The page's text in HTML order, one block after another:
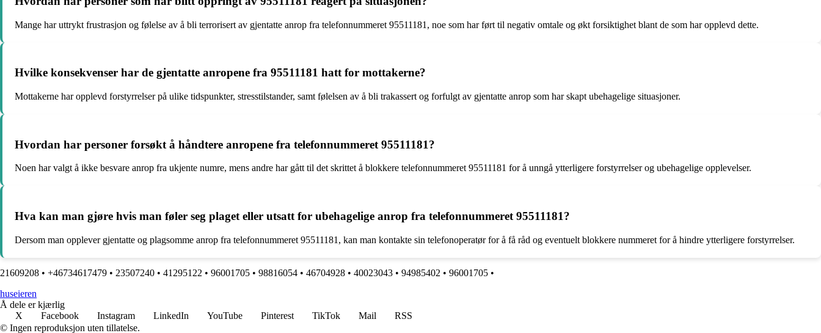
Mange har uttrykt frustrasjon og følelse av å bli terrorisert av gjentatte anrop fra telefonnummeret 95511181, noe som har ført til negativ omtale og økt forsiktighet blant de som har opplevd dette.
Hvilke konsekvenser har de gjentatte anropene fra 95511181 hatt for mottakerne?
Mottakerne har opplevd forstyrrelser på ulike tidspunkter, stresstilstander, samt følelsen av å bli trakassert og forfulgt av gjentatte anrop som har skapt ubehagelige situasjoner.
Hvordan har personer forsøkt å håndtere anropene fra telefonnummeret 95511181?
Noen har valgt å ikke besvare anrop fra ukjente numre, mens andre har gått til det skrittet å blokkere telefonnummeret 95511181 for å unngå ytterligere forstyrrelser og ubehagelige opplevelser.
Hva kan man gjøre hvis man føler seg plaget eller utsatt for ubehagelige anrop fra telefonnummeret 95511181?
Dersom man opplever gjentatte og plagsomme anrop fra telefonnummeret 95511181, kan man kontakte sin telefonoperatør for å få råd og eventuelt blokkere nummeret for å hindre ytterligere forstyrrelser.
21609208 • +46734617479 • 23507240 • 41295122 • 96001705 • 98816054 • 46704928 • 40023043 • 94985402 • 96001705 •
huseieren
Å dele er kjærlig
X
Facebook Instagram LinkedIn YouTube Pinterest TikTok Mail
RSS
© Ingen reproduksjon uten tillatelse.